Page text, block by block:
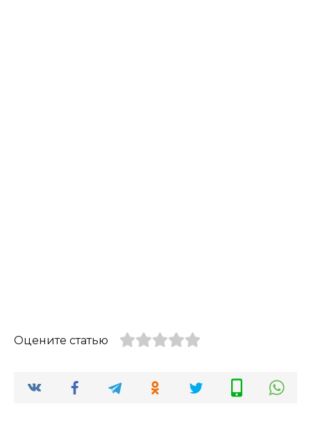
Оцените статью